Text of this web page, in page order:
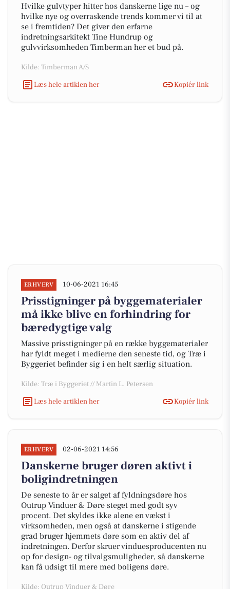
Hvilke gulvtyper hitter hos danskerne lige nu – og
hvilke nye og overraskende trends kommer vi til at
se i fremtiden? Det giver den erfarne
indretningsarkitekt Tine Hundrup og
gulvvirksomheden Timberman her et bud på.
Kilde: Timberman A/S
Læs hele artiklen her
Kopiér link
ERHVERV 10-06-2021 16:45
Prisstigninger på byggematerialer
må ikke blive en forhindring for
bæredygtige valg
Massive prisstigninger på en række byggematerialer
har fyldt meget i medierne den seneste tid, og Træ i
Byggeriet befinder sig i en helt særlig situation.
Kilde: Træ i Byggeriet // Martin L. Petersen
Læs hele artiklen her
Kopiér link
ERHVERV 02-06-2021 14:56
Danskerne bruger døren aktivt i
boligindretningen
De seneste to år er salget af fyldningsdøre hos
Outrup Vinduer & Døre steget med godt syv
procent. Det skyldes ikke alene en vækst i
virksomheden, men også at danskerne i stigende
grad bruger hjemmets døre som en aktiv del af
indretningen. Derfor skruer vinduesproducenten nu
op for design- og tilvalgsmuligheder, så danskerne
kan få udsigt til mere med boligens døre.
Kilde: Outrup Vinduer & Døre